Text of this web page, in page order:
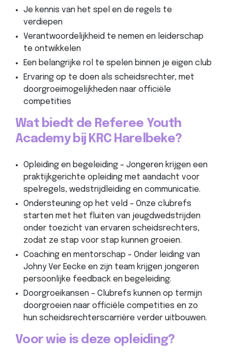
Je kennis van het spel en de regels te
verdiepen
Verantwoordelijkheid te nemen en leiderschap
te ontwikkelen
Een belangrijke rol te spelen binnen je eigen club
Ervaring op te doen als scheidsrechter, met
doorgroeimogelijkheden naar officiële
competities
Wat biedt de Referee Youth
Academy bij KRC Harelbeke?
Opleiding en begeleiding – Jongeren krijgen een
praktijkgerichte opleiding met aandacht voor
spelregels, wedstrijdleiding en communicatie.
Ondersteuning op het veld – Onze clubrefs
starten met het fluiten van jeugdwedstrijden
onder toezicht van ervaren scheidsrechters,
zodat ze stap voor stap kunnen groeien.
Coaching en mentorschap – Onder leiding van
Johny Ver Eecke en zijn team krijgen jongeren
persoonlijke feedback en begeleiding.
Doorgroeikansen – Clubrefs kunnen op termijn
doorgroeien naar officiële competities en zo
hun scheidsrechterscarrière verder uitbouwen.
Voor wie is deze opleiding?